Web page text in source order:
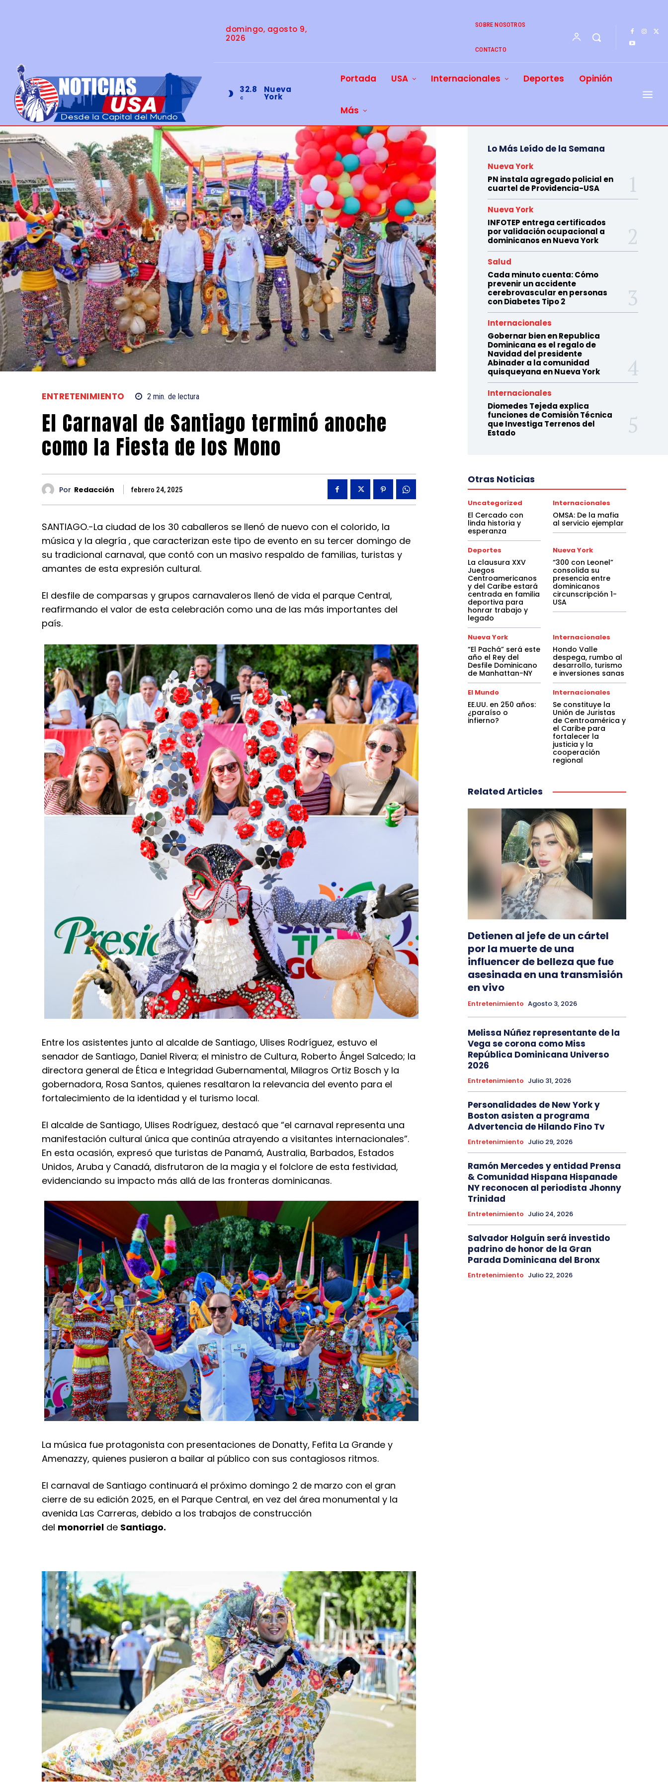
domingo, agosto 9,
2026
SOBRE NOSOTROS
CONTACTO
32.8
C
Nueva
York
Portada USA Internacionales Deportes Opinión
Más
ENTRETENIMIENTO 2 min. de lectura
El Carnaval de Santiago terminó anoche
como la Fiesta de los Mono
Por Redacción febrero 24, 2025
SANTIAGO.-La ciudad de los 30 caballeros se llenó de nuevo con el colorido, la
música y la alegría , que caracterizan este tipo de evento en su tercer domingo de
su tradicional carnaval, que contó con un masivo respaldo de familias, turistas y
amantes de esta expresión cultural.
El desfile de comparsas y grupos carnavaleros llenó de vida el parque Central,
reafirmando el valor de esta celebración como una de las más importantes del
país.
Entre los asistentes junto al alcalde de Santiago, Ulises Rodríguez, estuvo el
senador de Santiago, Daniel Rivera; el ministro de Cultura, Roberto Ángel Salcedo; la
directora general de Ética e Integridad Gubernamental, Milagros Ortiz Bosch y la
gobernadora, Rosa Santos, quienes resaltaron la relevancia del evento para el
fortalecimiento de la identidad y el turismo local.
El alcalde de Santiago, Ulises Rodríguez, destacó que “el carnaval representa una
manifestación cultural única que continúa atrayendo a visitantes internacionales”.
En esta ocasión, expresó que turistas de Panamá, Australia, Barbados, Estados
Unidos, Aruba y Canadá, disfrutaron de la magia y el folclore de esta festividad,
evidenciando su impacto más allá de las fronteras dominicanas.
La música fue protagonista con presentaciones de Donatty, Fefita La Grande y
Amenazzy, quienes pusieron a bailar al público con sus contagiosos ritmos.
El carnaval de Santiago continuará el próximo domingo 2 de marzo con el gran
cierre de su edición 2025, en el Parque Central, en vez del área monumental y la
avenida Las Carreras, debido a los trabajos de construcción
del monorriel de Santiago.
Lo Más Leído de la Semana
Nueva York
PN instala agregado policial en
cuartel de Providencia-USA
Nueva York
INFOTEP entrega certificados
por validación ocupacional a
dominicanos en Nueva York
Salud
Cada minuto cuenta: Cómo
prevenir un accidente
cerebrovascular en personas
con Diabetes Tipo 2
Internacionales
Gobernar bien en Republica
Dominicana es el regalo de
Navidad del presidente
Abinader a la comunidad
quisqueyana en Nueva York
Internacionales
Diomedes Tejeda explica
funciones de Comisión Técnica
que Investiga Terrenos del
Estado
Otras Noticias
Uncategorized
El Cercado con
linda historia y
esperanza
Internacionales
OMSA: De la mafia
al servicio ejemplar
Deportes
La clausura XXV
Juegos
Centroamericanos
y del Caribe estará
centrada en familia
deportiva para
honrar trabajo y
legado
Nueva York
“300 con Leonel”
consolida su
presencia entre
dominicanos
circunscripción 1-
USA
Nueva York
“El Pachá” será este
año el Rey del
Desfile Dominicano
de Manhattan-NY
Internacionales
Hondo Valle
despega, rumbo al
desarrollo, turismo
e inversiones sanas
El Mundo
EE.UU. en 250 años:
¿paraíso o
infierno?
Internacionales
Se constituye la
Unión de Juristas
de Centroamérica y
el Caribe para
fortalecer la
justicia y la
cooperación
regional
Related Articles
Detienen al jefe de un cártel
por la muerte de una
influencer de belleza que fue
asesinada en una transmisión
en vivo
Entretenimiento Agosto 3, 2026
Melissa Núñez representante de la
Vega se corona como Miss
República Dominicana Universo
2026
Entretenimiento Julio 31, 2026
Personalidades de New York y
Boston asisten a programa
Advertencia de Hilando Fino Tv
Entretenimiento Julio 29, 2026
Ramón Mercedes y entidad Prensa
& Comunidad Hispana Hispanade
NY reconocen al periodista Jhonny
Trinidad
Entretenimiento Julio 24, 2026
Salvador Holguín será investido
padrino de honor de la Gran
Parada Dominicana del Bronx
Entretenimiento Julio 22, 2026